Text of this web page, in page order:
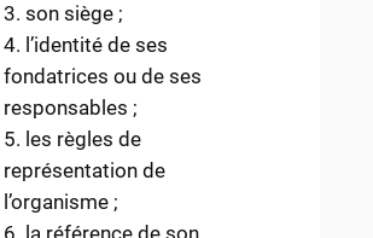
3. son siège ;
4. l’identité de ses
fondatrices ou de ses
responsables ;
5. les règles de
représentation de
l’organisme ;